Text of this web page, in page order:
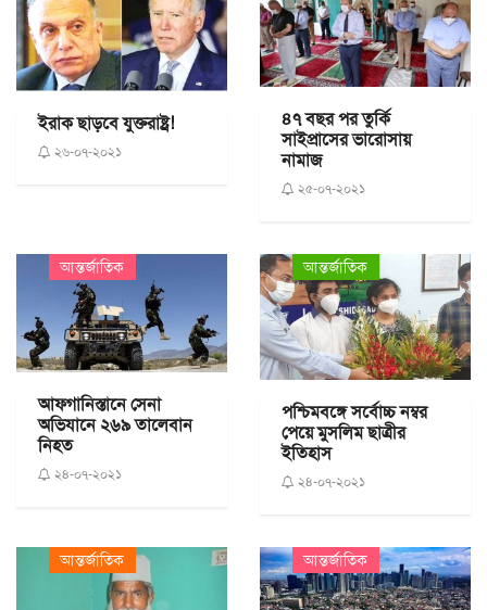
ইরাক ছাড়বে যুক্তরাষ্ট্র!
২৬-০৭-২০২১
৪৭ বছর পর তুর্কি
সাইপ্রাসের ভারোসায়
নামাজ
২৫-০৭-২০২১
আন্তর্জাতিক
আফগানিস্তানে সেনা
অভিযানে ২৬৯ তালেবান
নিহত
২৪-০৭-২০২১
আন্তর্জাতিক
পশ্চিমবঙ্গে সর্বোচ্চ নম্বর
পেয়ে মুসলিম ছাত্রীর
ইতিহাস
২৪-০৭-২০২১
আন্তর্জাতিক আন্তর্জাতিক